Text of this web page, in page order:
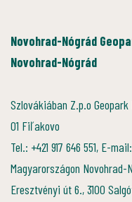
Novohrad-Nógrád
Novohrad-Nógrád
Szlovákiában Z.p.o
01 Fiľakovo
Tel.: +421 917 646 551, E-
Magyarországon
Eresztvényi út 6., 3100